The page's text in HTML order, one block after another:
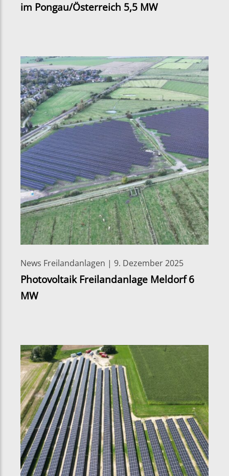
im Pongau/Österreich 5,5 MW
News Freilandanlagen | 9. Dezember 2025
Photovoltaik Freilandanlage Meldorf 6
MW